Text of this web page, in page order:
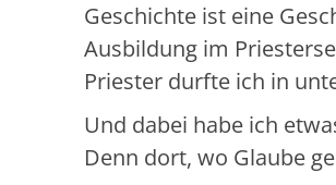
Geschichte ist eine
Ausbildung im
Priester durfte ich in
Und dabei habe ich
Denn dort, wo Glaube